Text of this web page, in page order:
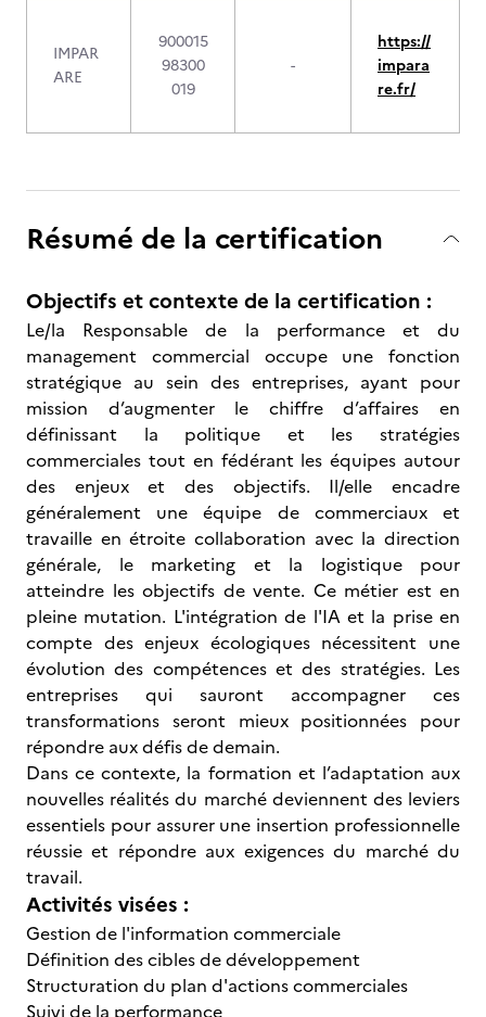
IMPAR
ARE
900015
98300
019
-
https://
impara
re.fr/
Résumé de la certification
Objectifs et contexte de la certification :
Le/la Responsable de la performance et du
management commercial occupe une fonction
stratégique au sein des entreprises, ayant pour
mission d’augmenter le chiffre d’affaires en
définissant la politique et les stratégies
commerciales tout en fédérant les équipes autour
des enjeux et des objectifs. Il/elle encadre
généralement une équipe de commerciaux et
travaille en étroite collaboration avec la direction
générale, le marketing et la logistique pour
atteindre les objectifs de vente. Ce métier est en
pleine mutation. L'intégration de l'IA et la prise en
compte des enjeux écologiques nécessitent une
évolution des compétences et des stratégies. Les
entreprises qui sauront accompagner ces
transformations seront mieux positionnées pour
répondre aux défis de demain.
Dans ce contexte, la formation et l’adaptation aux
nouvelles réalités du marché deviennent des leviers
essentiels pour assurer une insertion professionnelle
réussie et répondre aux exigences du marché du
travail.
Activités visées :
Gestion de l'information commerciale
Définition des cibles de développement
Structuration du plan d'actions commerciales
Suivi de la performance